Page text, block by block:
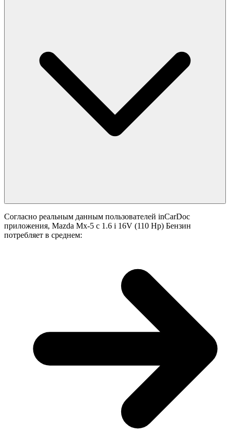
Согласно реальным данным пользователей inCarDoc
приложения, Mazda Mx-5 с 1.6 i 16V (110 Hp) Бензин
потребляет в среднем: